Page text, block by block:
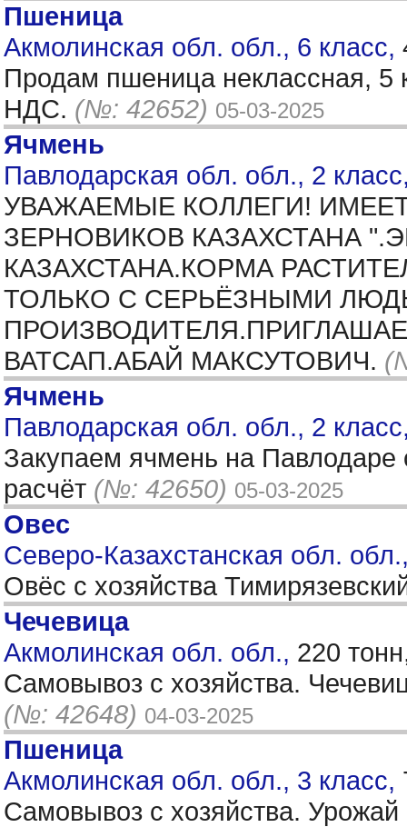
Пшеница
Акмолинская обл. обл., 6 класс,
Продам пшеница неклассная, 5
НДС. (№: 42652) 05-03-2025
Ячмень
Павлодарская обл. обл., 2
УВАЖАЕМЫЕ КОЛЛЕГИ!
ЗЕРНОВИКОВ КАЗАХСТАНА
КАЗАХСТАНА.КОРМА
ТОЛЬКО С СЕРЬЁЗНЫМИ
ВАТСАП.АБАЙ МАКСУТОВИЧ.
Ячмень
Павлодарская обл. обл., 2
Закупаем ячмень на
расчёт (№: 42650) 05-03-2025
Овес
Северо-Казахстанская обл.
Овёс с хозяйства
Чечевица
Акмолинская обл. обл., 220
Самовывоз с хозяйства.
(№: 42648) 04-03-2025
Пшеница
Акмолинская обл. обл., 3 класс,
Самовывоз с хозяйства.